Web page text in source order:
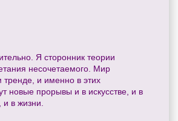
Я сторонник теории
несочетаемого. Мир
тренде, и именно в этих
новые прорывы и в искусстве, и в
в жизни.